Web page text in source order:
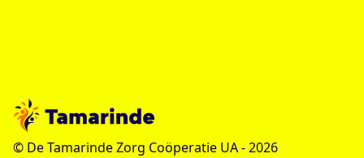
© De Tamarinde Zorg Coöperatie UA -2026